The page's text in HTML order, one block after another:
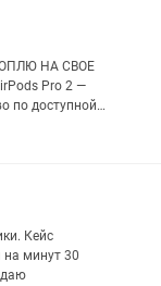
Pro 2 —
по доступной
📱 ✅
Кейс
минут 30